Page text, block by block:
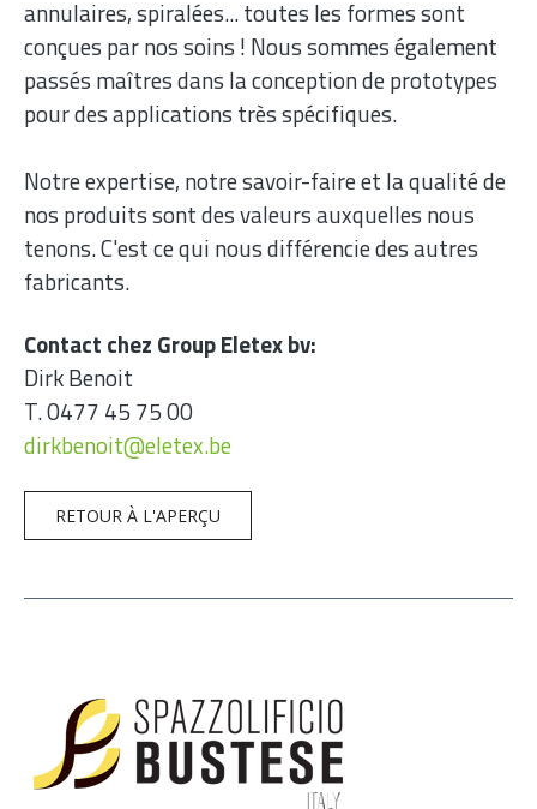
annulaires, spiralées... toutes les formes sont
conçues par nos soins ! Nous sommes également
passés maîtres dans la conception de prototypes
pour des applications très spécifiques.
Notre expertise, notre savoir-faire et la qualité de
nos produits sont des valeurs auxquelles nous
tenons. C'est ce qui nous différencie des autres
fabricants.
Contact chez Group Eletex bv:
Dirk Benoit
T. 0477 45 75 00
dirkbenoit@eletex.be
RETOUR À L'APERÇU